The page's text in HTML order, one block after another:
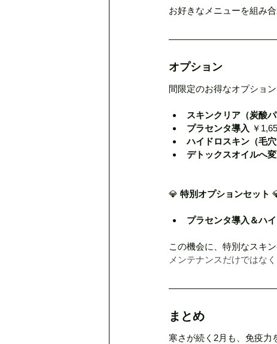
お好きなメニューを組み
オプション
間限定のお得なオプショ
スキンクリア（炭酸
プラセンタ導入 ￥
ハイドロスキン（毛穴
デトックスオイルへ
💎 特別オプションセット
プラセンタ導入＆ハ
この機会に、特別なスキ
メンテナンスだけではな
まとめ
寒さが続く2月も、免疫力